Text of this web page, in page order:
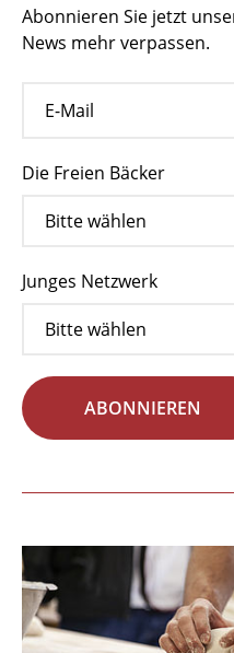
Abonnieren Sie jetzt
News mehr verpassen.
Die Freien Bäcker
Junges Netzwerk
ABONNIEREN